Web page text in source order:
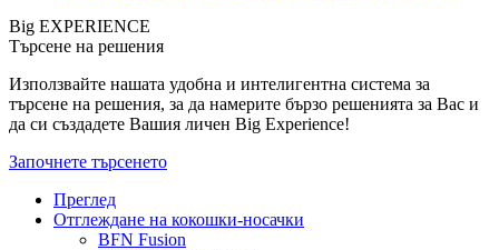
Big EXPERIENCE
Търсене на решения
Използвайте нашата удобна и интелигентна система за
търсене на решения, за да намерите бързо решенията за Вас и
да си създадете Вашия личен Big Experience!
Започнете търсенето
Преглед
Отглеждане на кокошки-носачки
BFN Fusion